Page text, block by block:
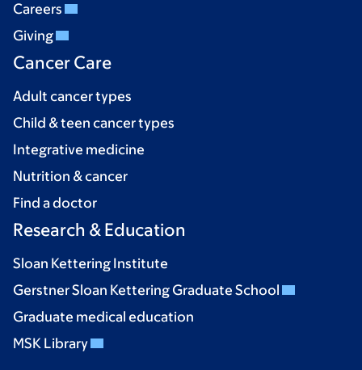
Careers
Giving
Cancer Care
Adult cancer types
Child & teen cancer types
Integrative medicine
Nutrition & cancer
Find a doctor
Research & Education
Sloan Kettering Institute
Gerstner Sloan Kettering Graduate School
Graduate medical education
MSK Library